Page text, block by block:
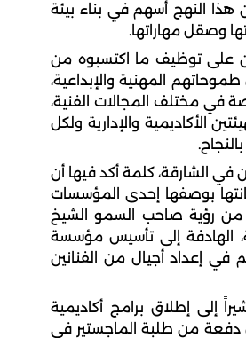
النهج أسهم في بناء بيئة
وصقل مهاراتها.
على توظيف ما اكتسبوه من
المهنية والإبداعية،
في مختلف المجالات الفنية،
الأكاديمية والإدارية ولكل
في الشارقة، كلمة أكد فيها أن
بوصفها إحدى المؤسسات
من رؤية صاحب السمو الشيخ
الهادفة إلى تأسيس مؤسسة
في إعداد أجيال من الفنانين
إلى إطلاق برامج أكاديمية
دفعة من طلبة الماجستير في